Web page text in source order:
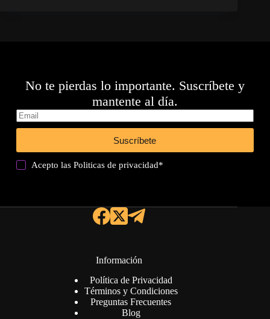
No te pierdas lo importante. Suscríbete y
mantente al día.
Suscríbete
Acepto lasPoliticas de privacidad*
Información
Política de Privacidad
Términos y Condiciones
Preguntas Frecuentes
Blog